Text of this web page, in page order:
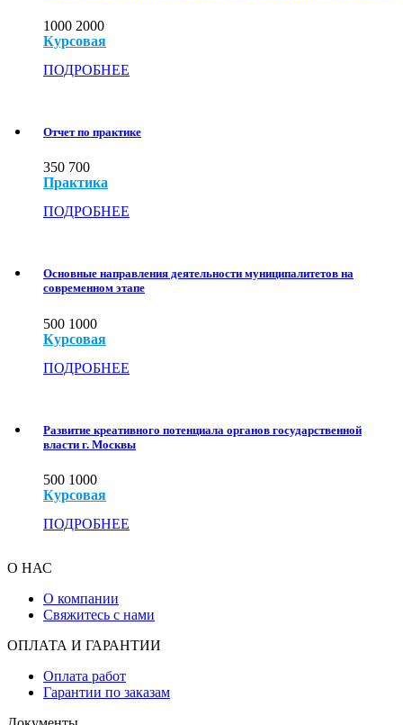
1000 2000
Курсовая
ПОДРОБНЕЕ
Отчет по практике
350 700
Практика
ПОДРОБНЕЕ
Основные направления деятельности муниципалитетов на
современном этапе
500 1000
Курсовая
ПОДРОБНЕЕ
Развитие креативного потенциала органов государственной
власти г. Москвы
500 1000
Курсовая
ПОДРОБНЕЕ
О НАС
О компании
Свяжитесь с нами
ОПЛАТА И ГАРАНТИИ
Оплата работ
Гарантии по заказам